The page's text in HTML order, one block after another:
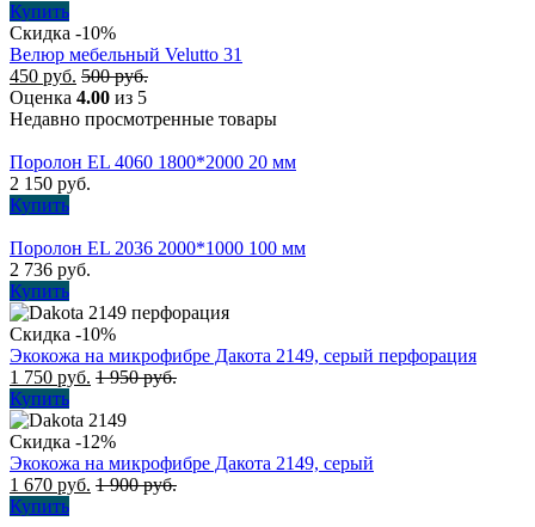
Купить
Скидка -10%
Велюр мебельный Velutto 31
450 руб. 500руб.
Оценка 4.00 из 5
Недавно просмотренные товары
Поролон EL 4060 1800*2000 20 мм
2 150 руб.
Купить
Поролон EL 2036 2000*1000 100 мм
2 736 руб.
Купить
Скидка -10%
Экокожа на микрофибре Дакота 2149, серый перфорация
1 750 руб. 1 950руб.
Купить
Скидка -12%
Экокожа на микрофибре Дакота 2149, серый
1 670 руб. 1 900руб.
Купить